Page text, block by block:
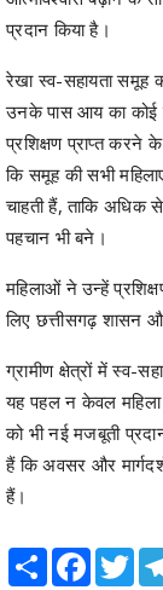
रेखा स्व-सहायता समूह
उनके पास आय का कोई
प्रशिक्षण प्राप्त करने
कि समूह की सभी
चाहती हैं, ताकि अधिक
पहचान भी बने।
महिलाओं ने उन्हें
लिए छत्तीसगढ़ शासन
ग्रामीण क्षेत्रों में स्व-
यह पहल न केवल महिला
को भी नई मजबूती
हैं कि अवसर और
हैं।
RELATED